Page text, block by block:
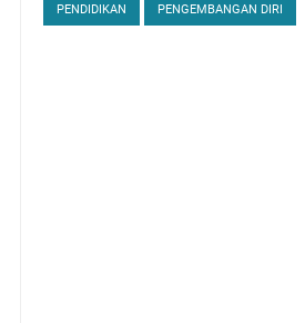
PENDIDIKAN PENGEMBANGAN DIRI